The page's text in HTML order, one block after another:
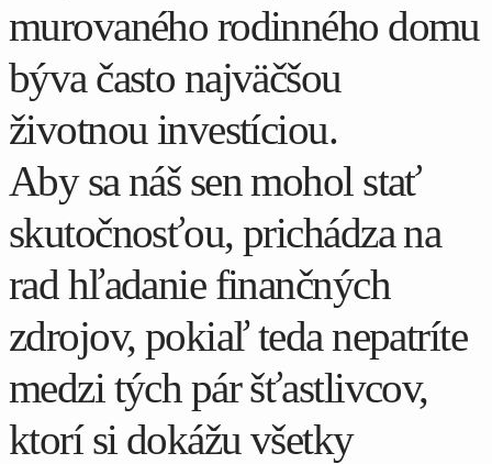
murovaného rodinného domu
býva často najväčšou
životnou investíciou.
Aby sa náš sen mohol stať
skutočnosťou, prichádza na
rad hľadanie finančných
zdrojov, pokiaľ teda nepatríte
medzi tých pár šťastlivcov,
ktorí si dokážu všetky